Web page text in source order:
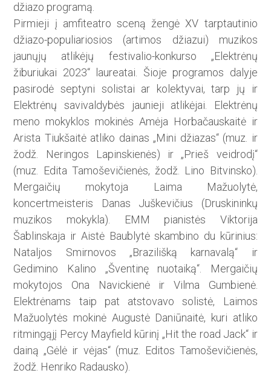
džiazo programą.
Pirmieji į amfiteatro sceną žengė XV tarptautinio
džiazo-populiariosios (artimos džiazui) muzikos
jaunųjų atlikėjų festivalio-konkurso „Elektrėnų
žiburiukai 2023“ laurea­tai. Šioje programos dalyje
pasirodė septyni solistai ar kolektyvai, tarp jų ir
Elektrėnų savivaldybės jaunieji atlikėjai. Elektrėnų
meno mokyklos mokinės Amėja Horbačauskaitė ir
Arista Tiukšaitė atliko dainas „Mini džiazas“ (muz. ir
žodž. Neringos Lapinskienės) ir „Prieš veidrodį“
(muz. Edita Tamoševičienės, žodž. Lino Bitvinsko).
Mergaičių mokytoja Laima Mažuolytė,
koncertmeisteris Danas Juškevičius (Drus­kininkų
muzikos mokykla). EMM pianistės Viktorija
Šablinskaja ir Aistė Baublytė skambino du kū­rinius:
Nataljos Smirnovos „Brazilišką karnavalą“ ir
Gedimino Kalino „Šventinę nuotaiką“. Mergaičių
mokytojos Ona Navickienė ir Vilma Gumbienė.
Elektrėnams taip pat ats­tovavo solistė, Laimos
Mažuolytės mokinė Augustė Daniūnaitė, ku­ri atliko
ritmingąjį Percy Mayfield kūrinį „Hit the road Jack“ ir
dainą „Gėlė ir vėjas“ (muz. Editos Tamoševičienės,
žodž. Henriko Radausko).